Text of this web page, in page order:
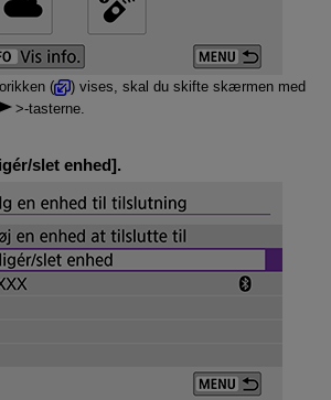
(
) vises, skal du skifte skærmen med
-tasterne.
slet enhed].